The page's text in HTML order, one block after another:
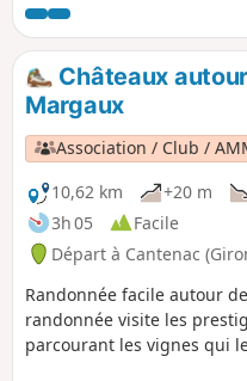
forêt donne une bonne idée
aménagements réalisés et
découverte des diverses
Avec un peu de chance,
sauvages peuvent être vus
Châteaux
Margaux
Association / Club /
10,62 km
+20 m
3h 05
Facile
Départ à Cantenac
Randonnée facile autour
randonnée visite les
parcourant les vignes qui